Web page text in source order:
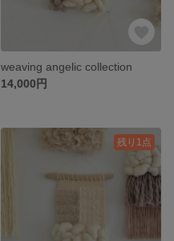
weaving angelic collection
14,000円
残り1点